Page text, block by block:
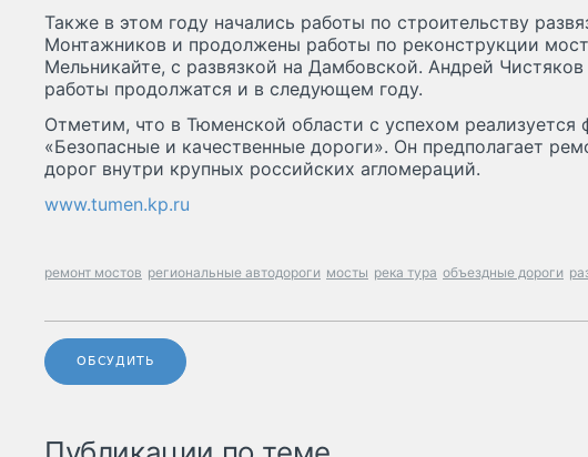
Также в этом году начались работы по строительству
Монтажников и продолжены работы по реконструкции
Мельникайте, с развязкой на Дамбовской. Андрей Чистяков
работы продолжатся и в следующем году.
Отметим, что в Тюменской области с успехом реализуется
«Безопасные и качественные дороги». Он предполагает
дорог внутри крупных российских агломераций.
www.tumen.kp.ru
ремонт мостов региональные автодороги мосты река тура объездные дороги
ОБСУДИТЬ